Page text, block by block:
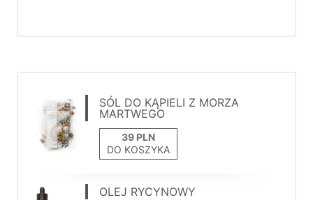
SÓL DO KĄPIELI Z MORZA
MARTWEGO
DO KOSZYKA
OLEJ RYCYNOWY